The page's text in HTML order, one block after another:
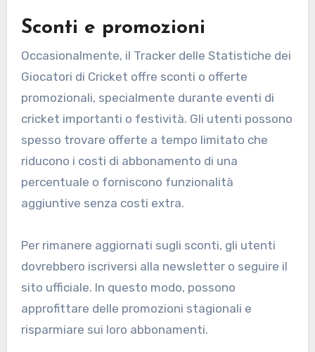
Sconti e promozioni
Occasionalmente, il Tracker delle Statistiche dei
Giocatori di Cricket offre sconti o offerte
promozionali, specialmente durante eventi di
cricket importanti o festività. Gli utenti possono
spesso trovare offerte a tempo limitato che
riducono i costi di abbonamento di una
percentuale o forniscono funzionalità
aggiuntive senza costi extra.
Per rimanere aggiornati sugli sconti, gli utenti
dovrebbero iscriversi alla newsletter o seguire il
sito ufficiale. In questo modo, possono
approfittare delle promozioni stagionali e
risparmiare sui loro abbonamenti.